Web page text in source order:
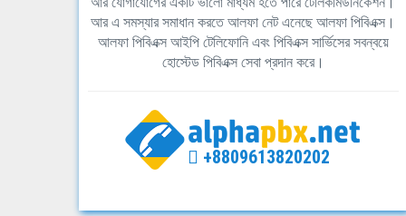
আর এ সমস্যার সমাধান করতে আলফা নেট এনেছে আলফা পিবিএক্স।
আলফা পিবিএক্স আইপি টেলিফোনি এবং পিবিএক্স সার্ভিসের সবন্বয়ে
হোস্টেড পিবিএক্স সেবা প্রদান করে।
+8809613820202